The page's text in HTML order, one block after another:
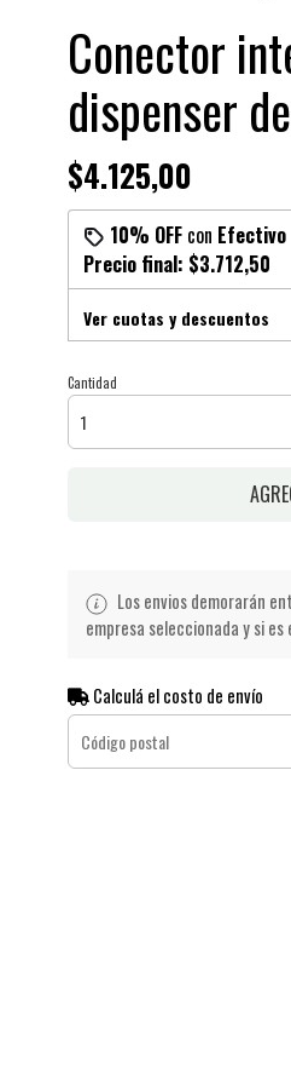
Conector
dispenser
$4.125,00
10% OFFcon Efectivo
Precio final: $3.712,50
Ver cuotas y descuentos
Cantidad
Los envios demorarán
empresa seleccionada y si
Calculá el costo de envío